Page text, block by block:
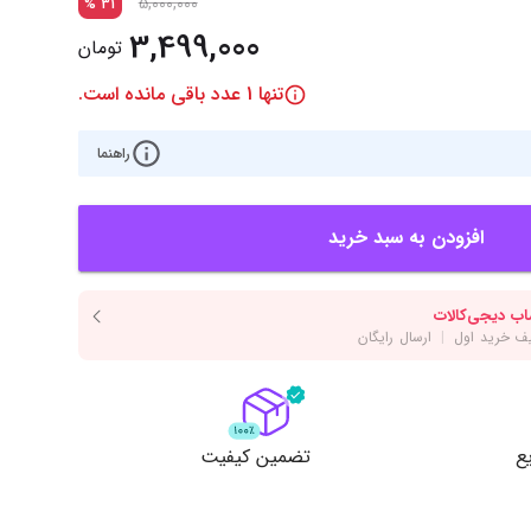
نمایش همه محصولات
3,499,000 تومان
تنها 1 عدد باقی مانده است.
راهنما
افزودن به سبد خرید
تضمین کیفیت